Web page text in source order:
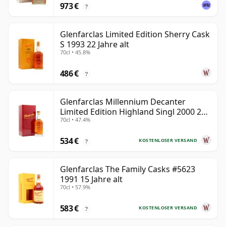
973 € ?
Glenfarclas Limited Edition Sherry Cask
S 1993 22 Jahre alt
70cl • 45.8%
486 € ?
Glenfarclas Millennium Decanter
Limited Edition Highland Singl 2000 24
Jahre alt
70cl • 47.4%
KOSTENLOSER VERSAND
534 € ?
Glenfarclas The Family Casks #5623
1991 15 Jahre alt
70cl • 57.9%
KOSTENLOSER VERSAND
583 € ?